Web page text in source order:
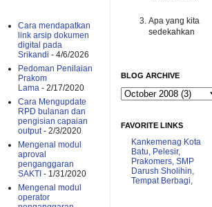
Cara mendapatkan
link arsip dokumen
digital pada
Srikandi - 4/6/2026
Pedoman Penilaian
Prakom
Lama - 2/17/2020
Cara Mengupdate
RPD bulanan dan
pengisian capaian
output- 2/3/2020
Mengenal modul
aproval
penganggaran
SAKTI - 1/31/2020
Mengenal modul
operator
Apa yang kita
sedekahkan
BLOG ARCHIVE
FAVORITE LINKS
Kankemenag Kota
Batu, Pelesir,
Prakomers, SMP
Darush Sholihin,
Tempat Berbagi,